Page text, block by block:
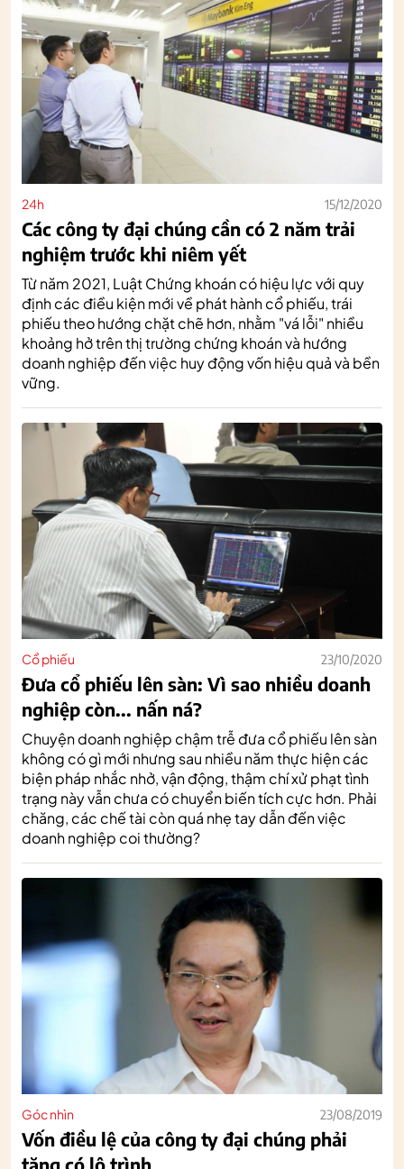
24h 15/12/2020
Các công ty đại chúng cần có 2 năm trải
nghiệm trước khi niêm yết
Từ năm 2021, Luật Chứng khoán có hiệu lực với quy
định các điều kiện mới về phát hành cổ phiếu, trái
phiếu theo hướng chặt chẽ hơn, nhằm "vá lỗi" nhiều
khoảng hở trên thị trường chứng khoán và hướng
doanh nghiệp đến việc huy động vốn hiệu quả và bền
vững.
Cổ phiếu 23/10/2020
Đưa cổ phiếu lên sàn: Vì sao nhiều doanh
nghiệp còn... nấn ná?
Chuyện doanh nghiệp chậm trễ đưa cổ phiếu lên sàn
không có gì mới nhưng sau nhiều năm thực hiện các
biện pháp nhắc nhở, vận động, thậm chí xử phạt tình
trạng này vẫn chưa có chuyển biến tích cực hơn. Phải
chăng, các chế tài còn quá nhẹ tay dẫn đến việc
doanh nghiệp coi thường?
Góc nhìn 23/08/2019
Vốn điều lệ của công ty đại chúng phải
tăng có lộ trình